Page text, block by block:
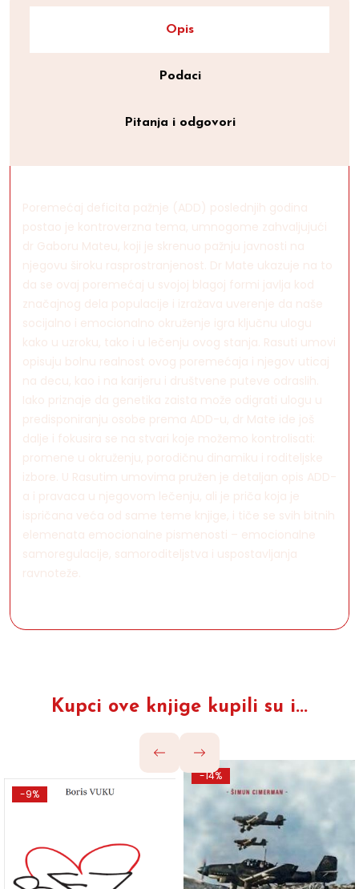
Opis
Podaci
Pitanja i odgovori
Poremećaj deficita pažnje (ADD) poslednjih godina
postao je kontroverzna tema, umnogome zahvaljujući
dr Gaboru Mateu, koji je skrenuo pažnju javnosti na
njegovu široku rasprostranjenost. Dr Mate ukazuje na to
da se ovaj poremećaj u svojoj blagoj formi javlja kod
značajnog dela populacije i izražava uverenje da naše
socijalno i emocionalno okruženje igra ključnu ulogu
kako u uzroku, tako i u lečenju ovog stanja. Rasuti umovi
opisuju bolnu realnost ovog poremećaja i njegov uticaj
na decu, kao i na karijeru i društvene puteve odraslih.
Iako priznaje da genetika zaista može odigrati ulogu u
predisponiranju osobe prema ADD-u, dr Mate ide još
dalje i fokusira se na stvari koje možemo kontrolisati:
promene u okruženju, porodičnu dinamiku i roditeljske
izbore. U Rasutim umovima pružen je detaljan opis ADD-
a i pravaca u njegovom lečenju, ali je priča koja je
ispričana veća od same teme knjige, i tiče se svih bitnih
elemenata emocionalne pismenosti – emocionalne
samoregulacije, samoroditeljstva i uspostavljanja
ravnoteže.
Kupci ove knjige kupili su i...
-9%
-14%